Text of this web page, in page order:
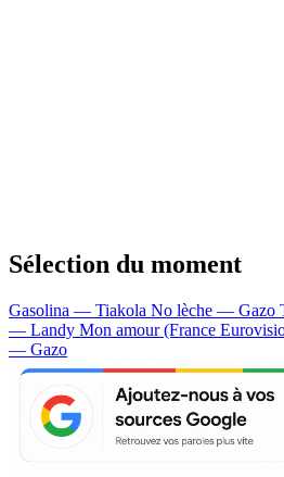
Sélection du moment
Gasolina — Tiakola No lèche — Gazo
— Landy Mon amour (France
— Gazo